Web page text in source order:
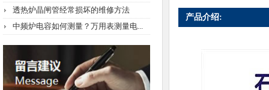
透热炉晶闸管经常损坏的维修方法
中频炉电容如何测量？万用表测量电...
产品介绍: